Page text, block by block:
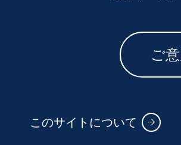
ご
このサイトについて